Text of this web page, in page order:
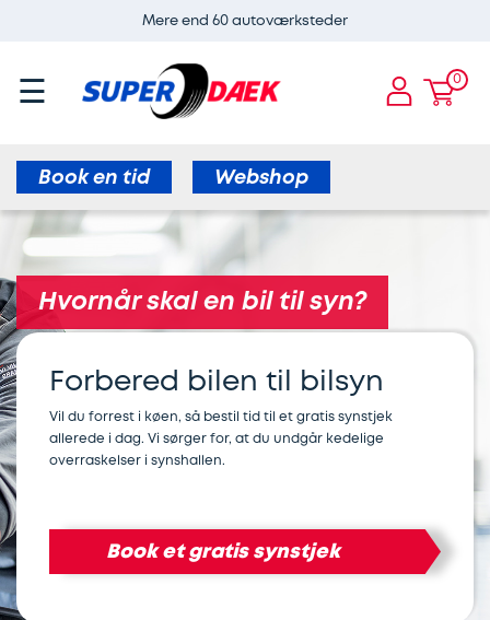
Mere end 60 autoværksteder
0
Services
ADAS
af
radar
Aircondition
Bremseservice
Gratis
Lapning
af
E-
CARE
Airconservice
varmepumper
Bremseservice
til
elbiler
Serviceeftersyn
Ladestandere
Dæk
Skift
vinterdæk
Webshop
Sommerdæk
Vinterdæk
Webshop
Find
Guides
Aircondition
Bremser
Børn
i
og
hjul
Helårsdæk
☰
Book en tid Webshop
Hvornår skal en bil til syn?
Forbered bilen til bilsyn
Vil du forrest i køen, så bestil tid til et gratis synstjek
allerede i dag. Vi sørger for, at du undgår kedelige
overraskelser i synshallen.
Book et gratis synstjek